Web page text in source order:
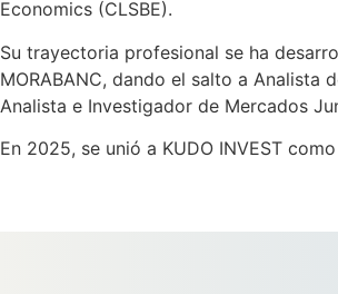
Economics (CLSBE).
Su trayectoria profesional se ha
MORABANC, dando el salto a Analista
Analista e Investigador de Mercados
En 2025, se unió a KUDO INVEST